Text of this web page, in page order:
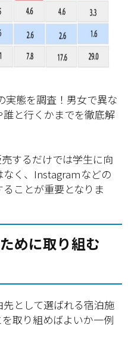
実態を調査！男女で異な
と行くかまでを徹底解
するだけでは学生に向
く、Instagramなどの
ことが重要となりま
めに取り組む
として選ばれる宿泊施
取り組めばよいか一例